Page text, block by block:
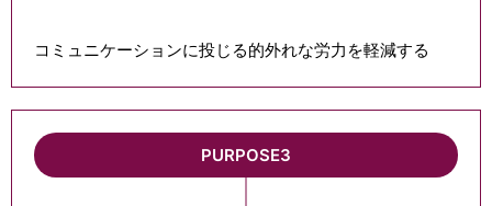
コミュニケーションに投じる的外れな労力を軽減する
PURPOSE3